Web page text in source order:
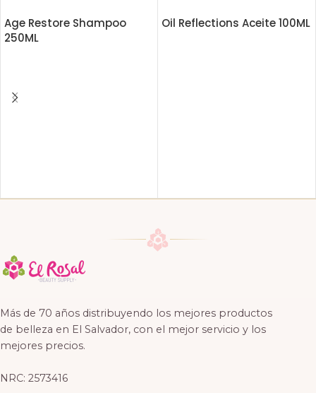
Age Restore Shampoo
250ML
Oil Reflections Aceite 100ML
Más de 70 años distribuyendo los mejores productos
de belleza en El Salvador, con el mejor servicio y los
mejores precios.
NRC: 2573416